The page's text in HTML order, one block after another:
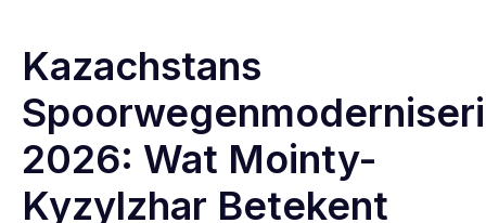
Kazachstans
2026: Wat Mointy-
Kyzylzhar Betekent